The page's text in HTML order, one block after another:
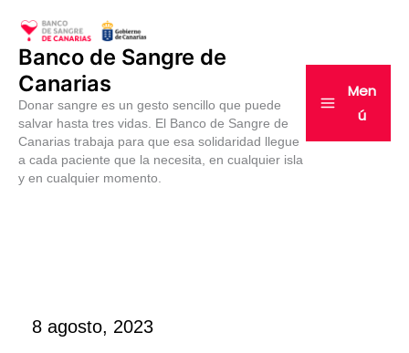
contenido
Banco de Sangre de
Canarias
Donar sangre es un gesto sencillo que puede
salvar hasta tres vidas. El Banco de Sangre de
Canarias trabaja para que esa solidaridad llegue
a cada paciente que la necesita, en cualquier isla
y en cualquier momento.
Men
ú
8 agosto, 2023